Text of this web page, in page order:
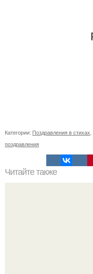
Категории: Поздравления в стихах
поздравления
Читайте также